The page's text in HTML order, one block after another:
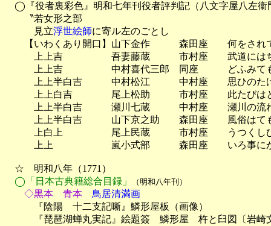
◯『役者裏彩色』明和七年刊役者評判記（八文字屋八左衞
〝若女形之部
見立浮世絵師に寄ル左のごとし
【いわくあり開口】山下金作　　　森田座　　何をさ
上上吉　　　　　吾妻藤蔵　　　市村座　　武道に
上上吉　　　　　中村喜代三郎　同座　　　どふ
上上半白吉　　　中村松江　　　中村座　　思ひのた
上上白吉　　　　尾上松助　　　市村座　　此たびは
上上半白吉　　　瀬川七蔵　　　中村座　　
上上半白吉　　　山下京之助　　森田座　　
上白上　　　　　尾上民蔵　　　市村座　　うつ
上上　　　　　　嵐小式部　　　森田座　　いろ
☆　明和八年（1771）
◯「日本古典籍総合目録」
（明和八年刊）
◇黒本　青本 鳥居清満画
『陰陽　十二支記噺』鱗形屋板（画像）
『琵琶湖蝉丸実記』絵題簽　鱗形屋　杵と臼図〔岩崎